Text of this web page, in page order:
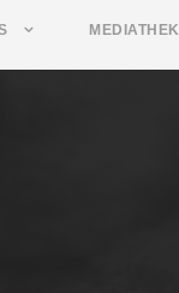
MEDIATHEK